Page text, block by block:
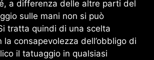
a differenza delle altre parti del
sulle mani non si può
tratta quindi di una scelta
consapevolezza dell’obbligo di
il tatuaggio in qualsiasi